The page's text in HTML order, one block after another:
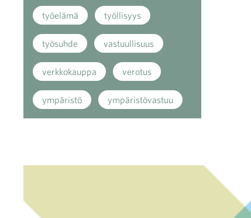
työelämä työllisyys
työsuhde vastuullisuus
verkkokauppa verotus
ympäristö ympäristövastuu